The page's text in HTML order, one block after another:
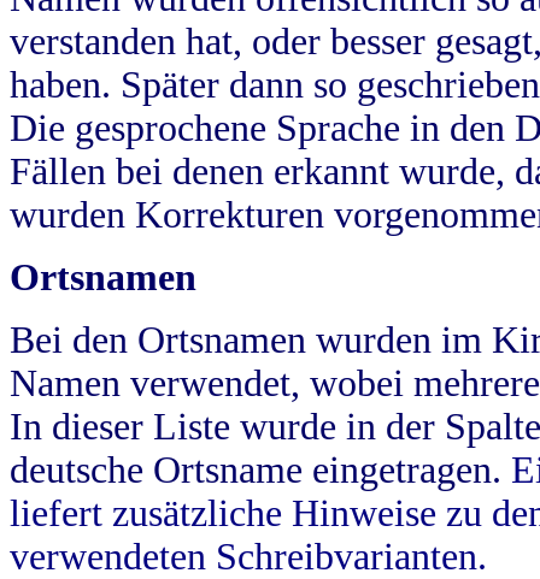
verstanden hat, oder besser
haben. Später dann so
Die gesprochene Sprache in
Fällen bei denen erkannt wurde,
wurden Korrekturen
Ortsnamen
Bei den Ortsnamen wurden im
Namen verwendet, wobei
In dieser Liste wurde in der
deutsche Ortsname eingetragen.
liefert zusätzliche Hinweise zu
verwendeten Schreibvarianten.